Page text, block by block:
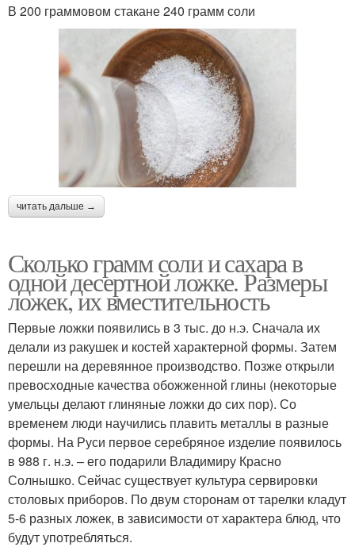
В 200 граммовом стакане 240 грамм соли
читать дальше →
Сколько грамм соли и сахара в
одной десертной ложке. Размеры
ложек, их вместительность
Первые ложки появились в 3 тыс. до н.э. Сначала их
делали из ракушек и костей характерной формы. Затем
перешли на деревянное производство. Позже открыли
превосходные качества обожженной глины (некоторые
умельцы делают глиняные ложки до сих пор). Со
временем люди научились плавить металлы в разные
формы. На Руси первое серебряное изделие появилось
в 988 г. н.э. – его подарили Владимиру Красно
Солнышко. Сейчас существует культура сервировки
столовых приборов. По двум сторонам от тарелки кладут
5-6 разных ложек, в зависимости от характера блюд, что
будут употребляться.